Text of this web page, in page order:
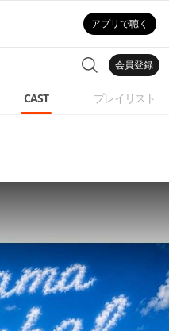
アプリで聴く
会員登録
CAST プレイリスト